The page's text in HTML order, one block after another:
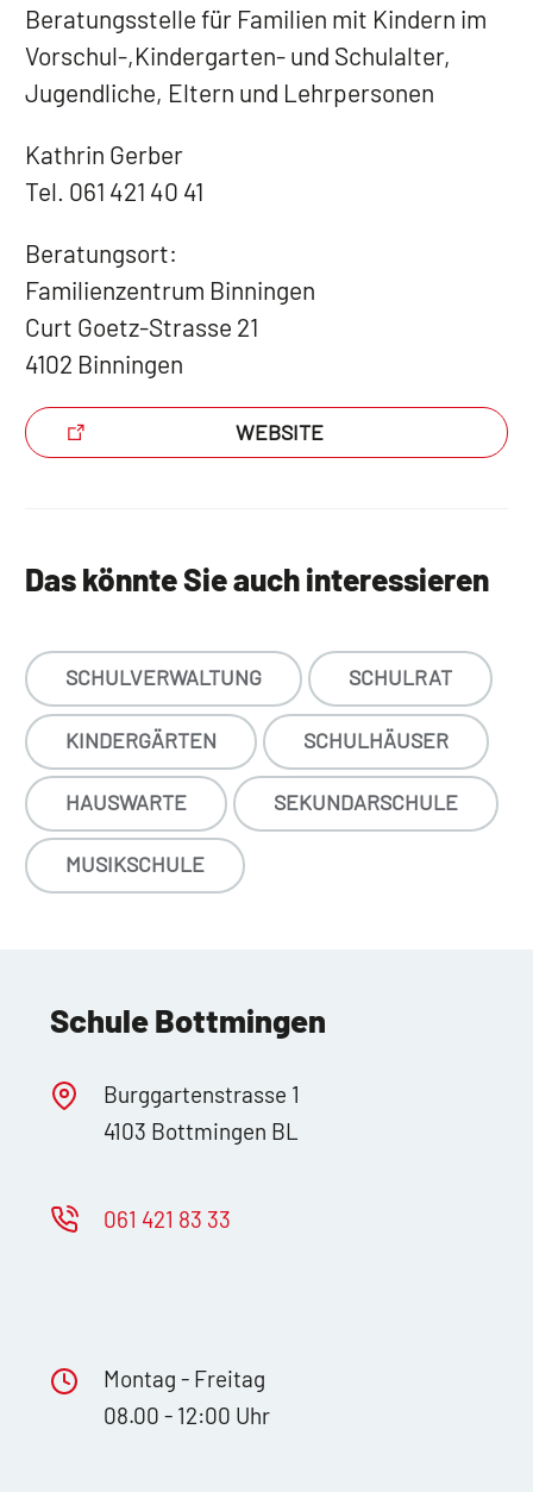
Beratungsstelle für Familien mit Kindern im
Vorschul-,Kindergarten- und Schulalter,
Jugendliche, Eltern und Lehrpersonen
Kathrin Gerber
Tel. 061 421 40 41
Beratungsort:
Familienzentrum Binningen
Curt Goetz-Strasse 21
4102 Binningen
WEBSITE
Das könnte Sie auch interessieren
SCHULVERWALTUNG SCHULRAT
KINDERGÄRTEN SCHULHÄUSER
HAUSWARTE SEKUNDARSCHULE
MUSIKSCHULE
Schule Bottmingen
Burggartenstrasse 1
4103 Bottmingen BL
061 421 83 33
Montag - Freitag
08.00 - 12:00 Uhr